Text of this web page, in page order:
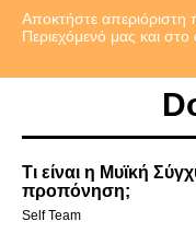
Αποκτήστε
Περιεχόμενό μας και
Τι είναι η Μυϊκή
προπόνηση;
Self Team